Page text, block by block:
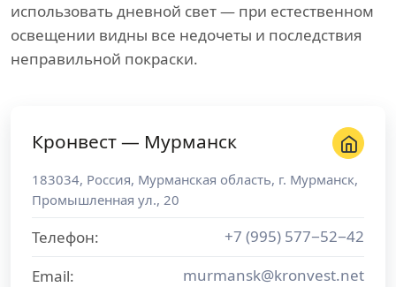
использовать дневной свет — при естественном
освещении видны все недочеты и последствия
неправильной покраски.
Кронвест — Мурманск
183034, Россия, Мурманская область, г. Мурманск,
Промышленная ул., 20
Телефон:
+7 (995) 577−52−42
Email:
murmansk@kronvest.net